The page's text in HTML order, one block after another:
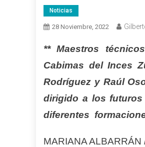
Noticias
28 Noviembre, 2022
** Maestros
Cabimas del Inces
Rodríguez y Raúl
dirigido a los
diferentes
MARIANA ALBARRÁN